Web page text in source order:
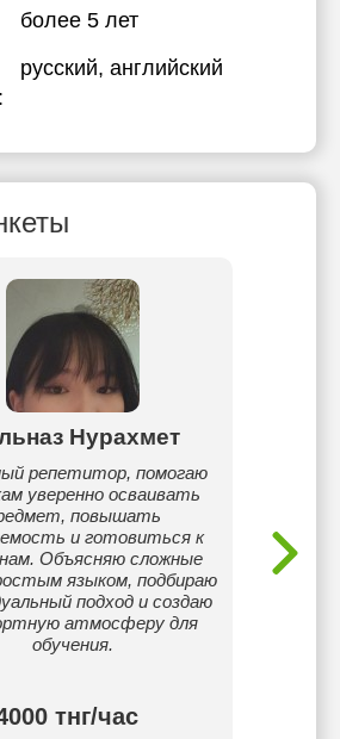
более 5 лет
русский, английский
Нурахмет
репетитор, помогаю
уверенно осваивать
повышать
и готовиться к
Объясняю сложные
языком, подбираю
подход и создаю
атмосферу для
обучения.
тнг/час
Люблю